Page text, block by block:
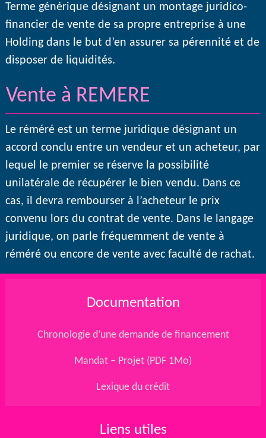
Terme générique désignant un montage juridico-
financier de vente de sa propre entreprise à une
Holding dans le but d’en assurer sa pérennité et de
disposer de liquidités.
Vente à REMERE
Le réméré est un terme juridique désignant un
accord conclu entre un vendeur et un acheteur, par
lequel le premier se réserve la possibilité
unilatérale de récupérer le bien vendu. Dans ce
cas, il devra rembourser à l’acheteur le prix
convenu lors du contrat de vente. Dans le langage
juridique, on parle fréquemment de vente à
réméré ou encore de vente avec faculté de rachat.
Documentation
Chronologie d’une demande de financement
Mandat – Projet (PDF 1Mo)
Lexique du crédit
Liens utiles